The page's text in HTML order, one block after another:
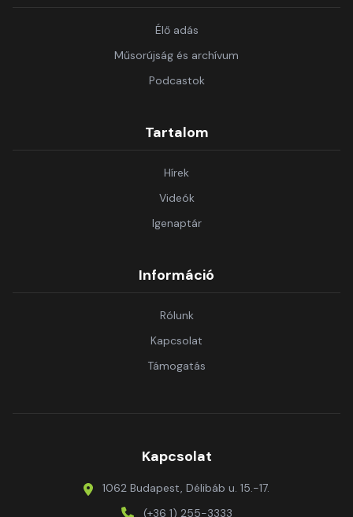
Élő adás
Műsorújság és archívum
Podcastok
Tartalom
Hírek
Videók
Igenaptár
Információ
Rólunk
Kapcsolat
Támogatás
Kapcsolat
1062 Budapest, Délibáb u. 15.-17.
(+36 1) 255-3333